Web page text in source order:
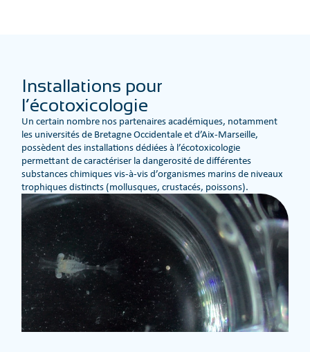
Installations pour
l’écotoxicologie
Un certain nombre nos partenaires académiques, notamment
les universités de Bretagne Occidentale et d’Aix-Marseille,
possèdent des installations dédiées à l’écotoxicologie
permettant de caractériser la dangerosité de différentes
substances chimiques vis-à-vis d’organismes marins de niveaux
trophiques distincts (mollusques, crustacés, poissons).